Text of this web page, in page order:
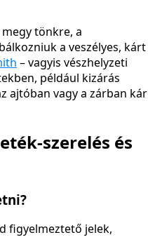
tönkre, a
a veszélyes, kárt
– vagyis vészhelyzeti
például kizárás
ajtóban vagy a zárban kár
szerelés és
figyelmeztető jelek,